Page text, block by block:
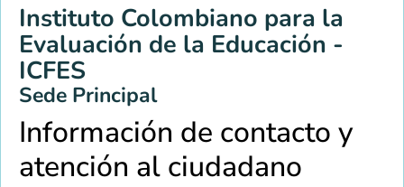
Instituto Colombiano para la
Evaluación de la Educación -
ICFES
Sede Principal
Información de contacto y
atención al ciudadano